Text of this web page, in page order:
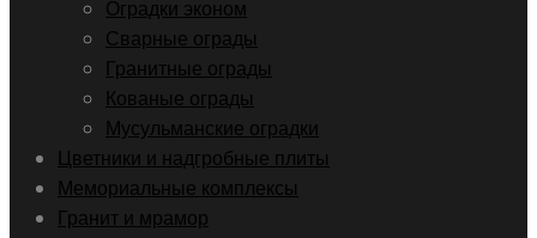
Оградки эконом
Сварные ограды
Гранитные ограды
Кованые ограды
Мусульманские оградки
Цветники и надгробные плиты
Мемориальные комплексы
Гранит и мрамор